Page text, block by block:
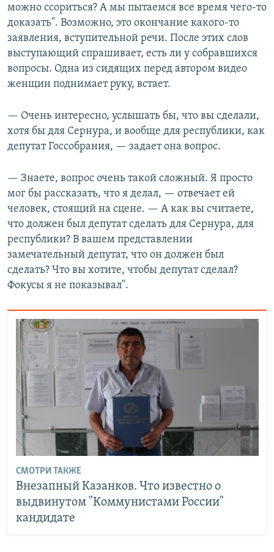
можно ссориться? А мы пытаемся все время чего-то
доказать". Возможно, это окончание какого-то
заявления, вступительной речи. После этих слов
выступающий спрашивает, есть ли у собравшихся
вопросы. Одна из сидящих перед автором видео
женщин поднимает руку, встает.
— Очень интересно, услышать бы, что вы сделали,
хотя бы для Сернура, и вообще для республики, как
депутат Госсобрания, — задает она вопрос.
— Знаете, вопрос очень такой сложный. Я просто
мог бы рассказать, что я делал, — отвечает ей
человек, стоящий на сцене. — А как вы считаете,
что должен был депутат сделать для Сернура, для
республики? В вашем представлении
замечательный депутат, что он должен был
сделать? Что вы хотите, чтобы депутат сделал?
Фокусы я не показывал".
СМОТРИ ТАКЖЕ
Внезапный Казанков. Что известно о
выдвинутом "Коммунистами России"
кандидате